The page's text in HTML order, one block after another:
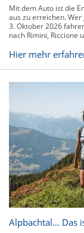
Mit dem Auto ist die
aus zu erreichen.
3. Oktober 2026
nach Rimini, Riccione
Hier mehr
Alpbachtal… Das